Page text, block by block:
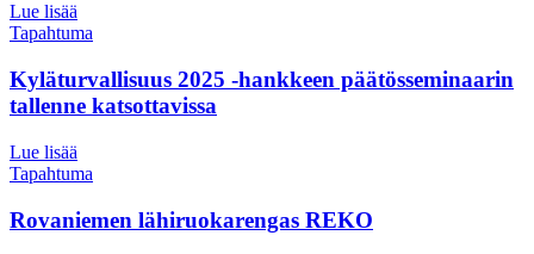
Lue lisää
Tapahtuma
Kyläturvallisuus 2025 -hankkeen päätösseminaarin
tallenne katsottavissa
Lue lisää
Tapahtuma
Rovaniemen lähiruokarengas REKO